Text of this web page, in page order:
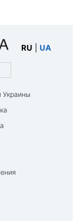
RU UA
Украины